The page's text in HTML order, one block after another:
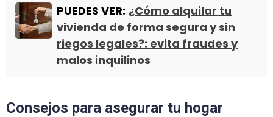
PUEDES VER: ¿Cómo alquilar tu
vivienda de forma segura y sin
riegos legales?: evita fraudes y
malos inquilinos
Consejos para asegurar tu hogar